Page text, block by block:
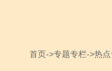
首页->专题专栏->热